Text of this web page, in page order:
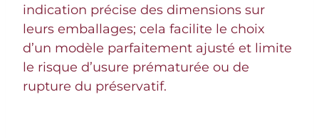
indication précise des dimensions sur
leurs emballages; cela facilite le choix
d’un modèle parfaitement ajusté et limite
le risque d’usure prématurée ou de
rupture du préservatif.